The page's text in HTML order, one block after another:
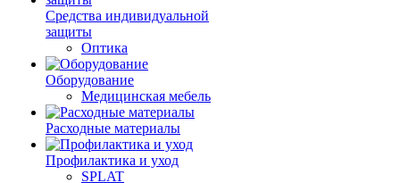
Средства индивидуальной
защиты
Оптика
Оборудование
Медицинская мебель
Расходные материалы
Профилактика и уход
SPLAT